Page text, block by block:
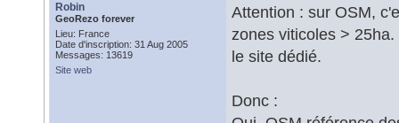
Robin
GeoRezo forever
Lieu: France
Date d'inscription: 31 Aug 2005
Messages: 13619
Site web
Attention : sur OSM,
zones viticoles >
le site dédié.
Donc :